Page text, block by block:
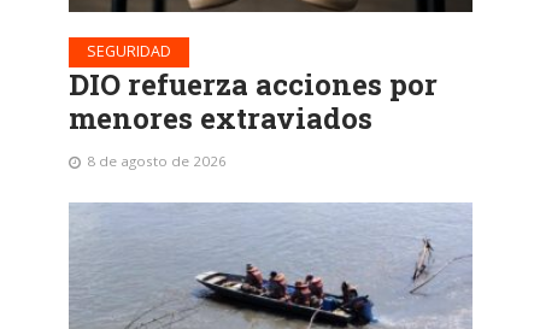
SEGURIDAD
DIO refuerza acciones por
menores extraviados
8 de agosto de 2026